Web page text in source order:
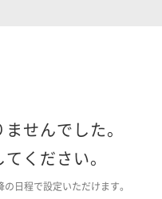
せんでした。
ください。
日程で設定いただけます。